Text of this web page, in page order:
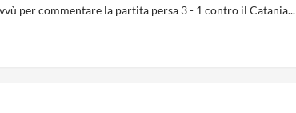
per commentare la partita persa 3 - 1 contro il Catania...